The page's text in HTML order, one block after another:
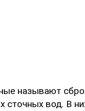
называют
сточных вод. В